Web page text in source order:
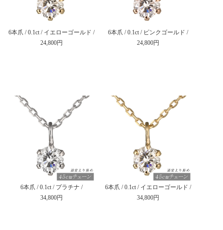
6本爪 / 0.1ct / イエローゴールド /
24,800円
6本爪 / 0.1ct / ピンクゴールド /
24,800円
6本爪 / 0.1ct / プラチナ /
34,800円
6本爪 / 0.1ct / イエローゴールド /
34,800円